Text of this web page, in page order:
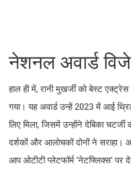
नेशनल अवार्ड
हाल ही में, रानी मुखर्जी को बेस्ट
गया। यह अवार्ड उन्हें 2023 में आई
लिए मिला, जिसमें उन्होंने देबिका
दर्शकों और आलोचकों दोनों ने सराहा।
आप ओटीटी प्लेटफॉर्म 'नेटफ्लिक्स' पर